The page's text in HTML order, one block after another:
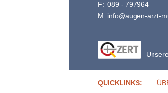
F: 089 - 797964
M: info@augen-arzt-
QUICKLINKS: